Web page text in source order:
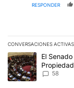
RESPONDER
CONVERSACIONES ACTIVAS
Este listado muestra
Un artículo de
El
Ley del
58